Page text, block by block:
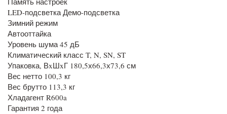
LED-подсветка Демо-подсветка
Зимний режим
Автооттайка
Уровень шума 45 дБ
Климатический класс T, N, SN, ST
Упаковка, ВxШxГ 180,5х66,3х73,6 см
Вес нетто 100,3 кг
Вес брутто 113,3 кг
Хладагент R600a
Гарантия 2 года